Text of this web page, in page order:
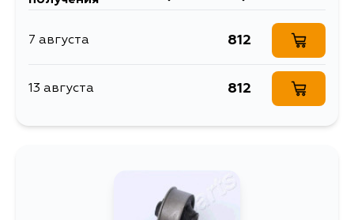
7 августа 812
13 августа 812